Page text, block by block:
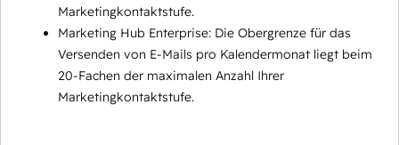
Marketingkontaktstufe.
Marketing Hub Enterprise: Die Obergrenze für das
Versenden von E-Mails pro Kalendermonat liegt beim
20-Fachen der maximalen Anzahl Ihrer
Marketingkontaktstufe.